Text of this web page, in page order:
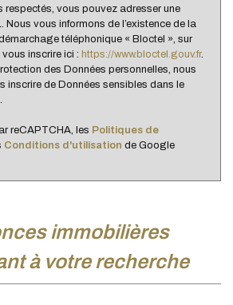
9,72 %
respectés, vous pouvez adresser une
Nous vous informons de l’existence de la
téléphonique « Bloctel », sur
inscrire ici : https://www.bloctel.gouv.fr.
des Données personnelles, nous
inscrire de Données sensibles dans le
reCAPTCHA, les Politiques de
Conditions d'utilisation de Google
à votre recherche